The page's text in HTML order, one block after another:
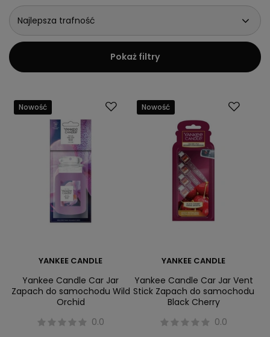
świec jest ich funkcja relaksacyjna, a w dzisiejszych czasach to
właśnie stres jest głównym źródłem problemów zdrowotnych.
Najlepsza trafność
Pokaż filtry
Nowość
YANKEE CANDLE
Yankee Candle Car Jar
Zapach do samochodu Wild
Orchid
0.0
Nowość
YANKEE CANDLE
Yankee Candle Car Jar Vent
Stick Zapach do samochodu
Black Cherry
0.0